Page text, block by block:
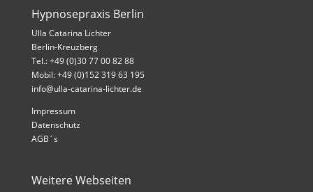
Hypnosepraxis Berlin
Ulla Catarina Lichter
Berlin-Kreuzberg
Tel.: +49 (0)30 77 00 82 88
Mobil: +49 (0)152 319 63 195
info@ulla-catarina-lichter.de
Impressum
Datenschutz
AGB´s
Weitere Webseiten